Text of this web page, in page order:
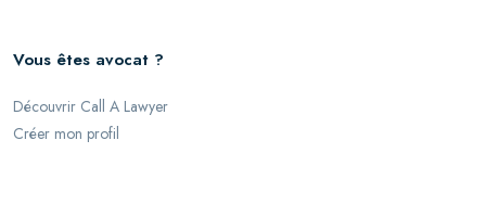
Vous êtes avocat ?
Découvrir Call A Lawyer
Créer mon profil